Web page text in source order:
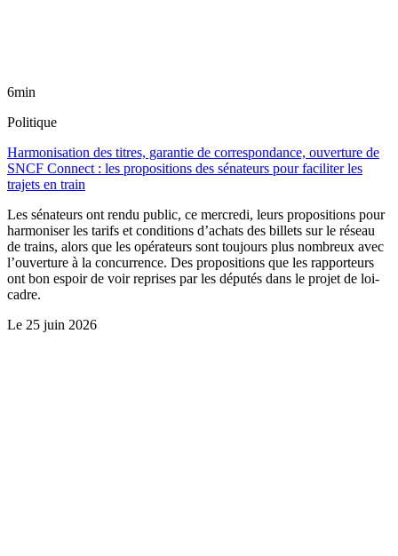
6min
Politique
Harmonisation des titres, garantie de correspondance, ouverture de
SNCF Connect : les propositions des sénateurs pour faciliter les
trajets en train
Les sénateurs ont rendu public, ce mercredi, leurs propositions pour
harmoniser les tarifs et conditions d’achats des billets sur le réseau
de trains, alors que les opérateurs sont toujours plus nombreux avec
l’ouverture à la concurrence. Des propositions que les rapporteurs
ont bon espoir de voir reprises par les députés dans le projet de loi-
cadre.
Le 25 juin 2026